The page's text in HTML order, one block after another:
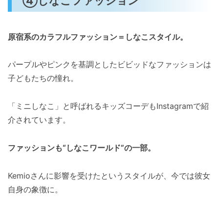
原宿系のカラフルファッション＝しなこスタイル。
パープルやピンクを基調としたビビッドなファッションは
子どもたちの憧れ。
「ミニしなこ」と呼ばれるキッズコーデもInstagramで紹
介されています。
ファッションも“しなこワールド”の一部。
Kemioさんに影響を受けたというスタイルが、今では彼女
自身の象徴に。